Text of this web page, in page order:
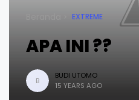
EXTREME
APA INI ??
B
BUDI UTOMO
15 YEARS AGO